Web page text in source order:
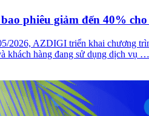
phiêu giảm đến 40%
2026, AZDIGI triển khai chương
khách hàng đang sử dụng dịch vụ